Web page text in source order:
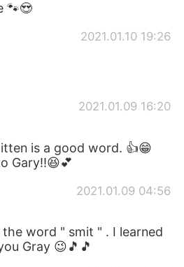
🐾😍
2021.01.10 19:26
2021.01.09 16:20
is a good word. 👍😁
Gary!!😆💕
2021.01.09 04:56
word " smit " . I learned
Gray 😉🎵🎵